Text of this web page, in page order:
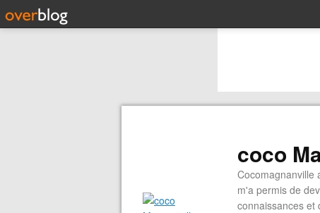
coco
Cocomagnanville
m'a permis de
connaissances et